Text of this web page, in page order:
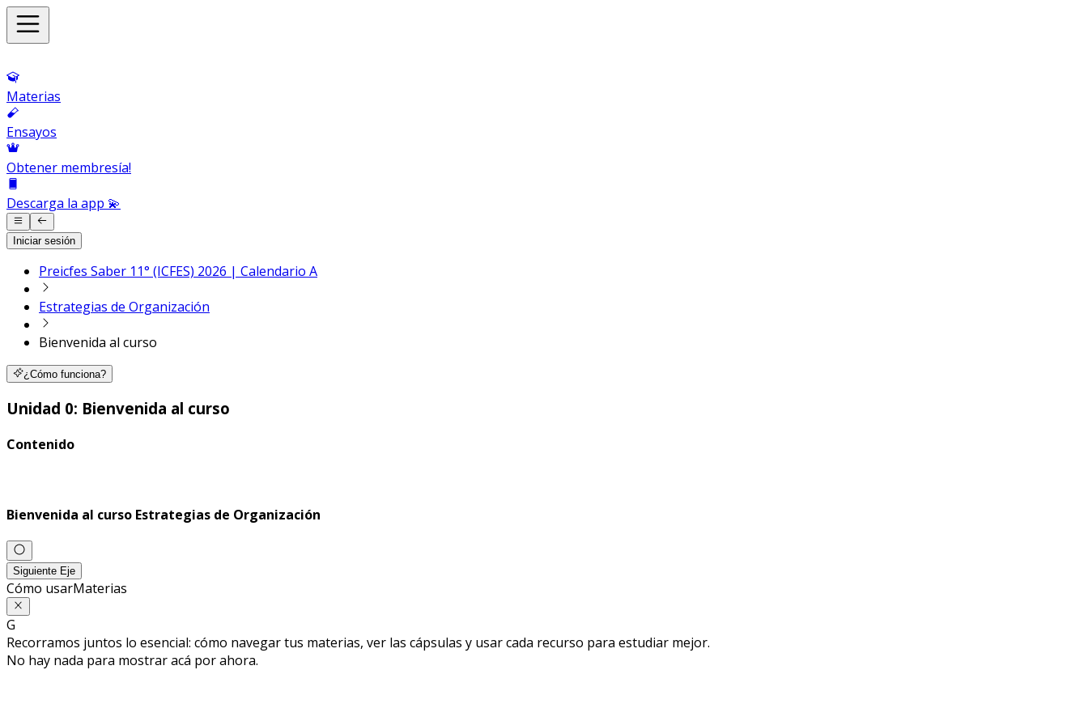
Materias
Ensayos
Obtener membresía!
Descarga la app 💫
Iniciar sesión
Preicfes Saber 11° (ICFES) 2026 | Calendario A
Estrategias de Organización
Bienvenida al curso
¿Cómo funciona?
Unidad 0: Bienvenida al curso
Contenido
Bienvenida al curso Estrategias de Organización
Siguiente Eje
Cómo usarMaterias
G
Recorramos juntos lo esencial: cómo navegar tus materias, ver las cápsulas y usar cada recurso para estudiar mejor.
No hay nada para mostrar acá por ahora.